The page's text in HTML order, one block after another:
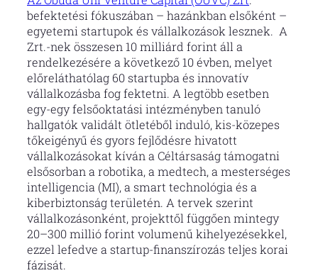
befektetési fókuszában – hazánkban elsőként –
egyetemi startupok és vállalkozások lesznek. A
Zrt.-nek összesen 10 milliárd forint áll a
rendelkezésére a következő 10 évben, melyet
előreláthatólag 60 startupba és innovatív
vállalkozásba fog fektetni. A legtöbb esetben
egy-egy felsőoktatási intézményben tanuló
hallgatók validált ötletéből induló, kis-közepes
tőkeigényű és gyors fejlődésre hivatott
vállalkozásokat kíván a Céltársaság támogatni
elsősorban a robotika, a medtech, a mesterséges
intelligencia (MI), a smart technológia és a
kiberbiztonság területén. A tervek szerint
vállalkozásonként, projekttől függően mintegy
20–300 millió forint volumenű kihelyezésekkel,
ezzel lefedve a startup-finanszírozás teljes korai
fázisát.